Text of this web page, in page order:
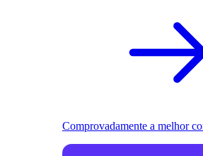
Comprovadamente a melhor